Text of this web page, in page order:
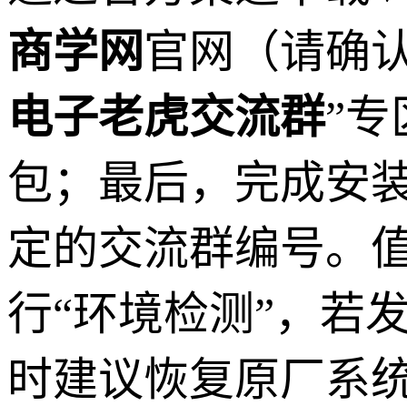
商学网官网（请确
电子老虎交流群”专
包；最后，完成安
定的交流群编号。
行“环境检测”，若
时建议恢复原厂系